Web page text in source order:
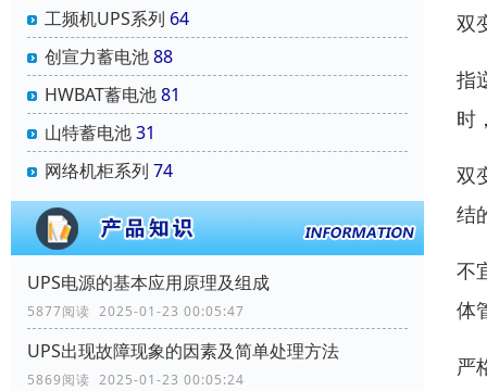
工频机UPS系列 64
创宣力蓄电池88
HWBAT蓄电池81
山特蓄电池31
网络机柜系列 74
UPS电源的基本应用原理及组成
5877阅读 2025-01-23 00:05:47
UPS出现故障现象的因素及简单处理方法
5869阅读 2025-01-23 00:05:24
双
指
时
双
结
不
体
严